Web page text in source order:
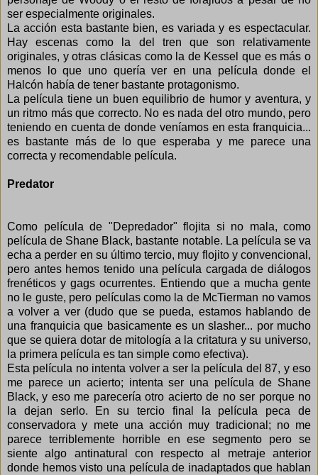
ser especialmente originales.
La acción esta bastante bien, es variada y es espectacular.
Hay escenas como la del tren que son relativamente
originales, y otras clásicas como la de Kessel que es más o
menos lo que uno quería ver en una película donde el
Halcón había de tener bastante protagonismo.
La película tiene un buen equilibrio de humor y aventura, y
un ritmo más que correcto. No es nada del otro mundo, pero
teniendo en cuenta de donde veníamos en esta franquicia...
es bastante más de lo que esperaba y me parece una
correcta y recomendable película.
Predator
Como película de "Depredador" flojita si no mala, como
película de Shane Black, bastante notable. La película se va
echa a perder en su último tercio, muy flojito y convencional,
pero antes hemos tenido una película cargada de diálogos
frenéticos y gags ocurrentes. Entiendo que a mucha gente
no le guste, pero películas como la de McTierman no vamos
a volver a ver (dudo que se pueda, estamos hablando de
una franquicia que basicamente es un slasher... por mucho
que se quiera dotar de mitología a la critatura y su universo,
la primera película es tan simple como efectiva).
Esta película no intenta volver a ser la película del 87, y eso
me parece un acierto; intenta ser una película de Shane
Black, y eso me parecería otro acierto de no ser porque no
la dejan serlo. En su tercio final la película peca de
conservadora y mete una acción muy tradicional; no me
parece terriblemente horrible en ese segmento pero se
siente algo antinatural con respecto al metraje anterior
donde hemos visto una película de inadaptados que hablan